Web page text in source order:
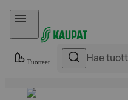
Hyppää sisältöön
Tuotteet